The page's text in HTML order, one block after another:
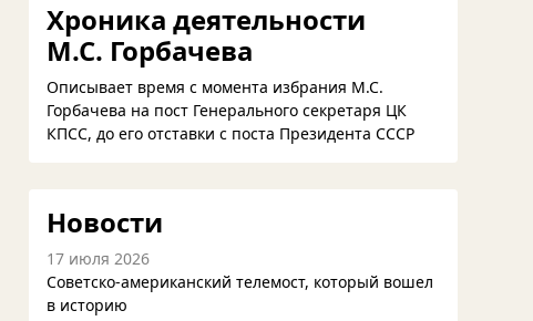
Хроника деятельности
М.С. Горбачева
Описывает время с момента избрания М.С.
Горбачева на пост Генерального секретаря ЦК
КПСС, до его отставки с поста Президента СССР
Новости
17 июля 2026
Советско-американский телемост, который вошел
в историю